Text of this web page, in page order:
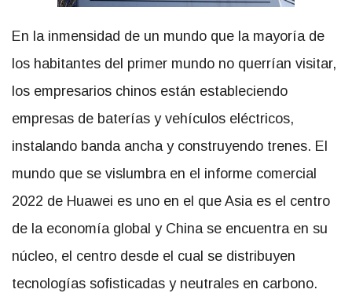
En la inmensidad de un mundo que la mayoría de
los habitantes del primer mundo no querrían visitar,
los empresarios chinos están estableciendo
empresas de baterías y vehículos eléctricos,
instalando banda ancha y construyendo trenes. El
mundo que se vislumbra en el informe comercial
2022 de Huawei es uno en el que Asia es el centro
de la economía global y China se encuentra en su
núcleo, el centro desde el cual se distribuyen
tecnologías sofisticadas y neutrales en carbono.